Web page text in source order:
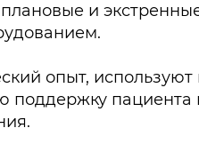
и
опыт,
пациента